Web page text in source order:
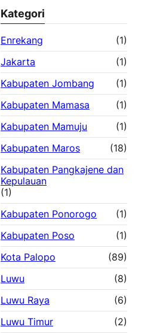
Kategori
Enrekang
(1)
Jakarta
(1)
Kabupaten Jombang
(1)
Kabupaten Mamasa
(1)
Kabupaten Mamuju
(1)
Kabupaten Maros
(18)
Kabupaten Pangkajene dan
Kepulauan
(1)
Kabupaten Ponorogo
(1)
Kabupaten Poso
(1)
Kota Palopo
(89)
Luwu
(8)
Luwu Raya
(6)
Luwu Timur
(2)